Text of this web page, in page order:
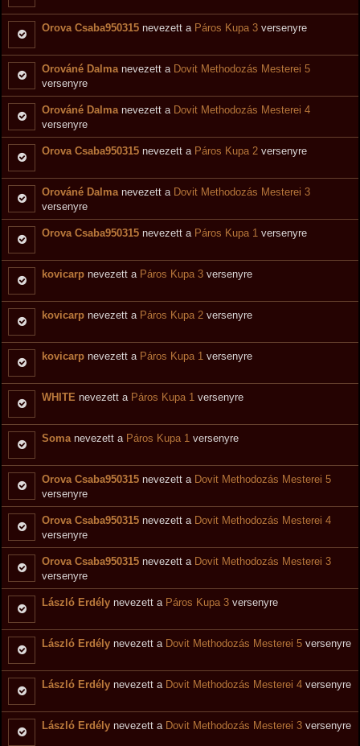
Orova Csaba950315 nevezett a Páros Kupa 3 versenyre
Orováné Dalma nevezett a Dovit Methodozás Mesterei 5
versenyre
Orováné Dalma nevezett a Dovit Methodozás Mesterei 4
versenyre
Orova Csaba950315 nevezett a Páros Kupa 2 versenyre
Orováné Dalma nevezett a Dovit Methodozás Mesterei 3
versenyre
Orova Csaba950315 nevezett a Páros Kupa 1 versenyre
kovicarp nevezett a Páros Kupa 3 versenyre
kovicarp nevezett a Páros Kupa 2 versenyre
kovicarp nevezett a Páros Kupa 1 versenyre
WHITE nevezett a Páros Kupa 1 versenyre
Somanevezett a Páros Kupa 1 versenyre
Orova Csaba950315 nevezett a Dovit Methodozás Mesterei 5
versenyre
Orova Csaba950315 nevezett a Dovit Methodozás Mesterei 4
versenyre
Orova Csaba950315 nevezett a Dovit Methodozás Mesterei 3
versenyre
László Erdély nevezett a Páros Kupa 3 versenyre
László Erdély nevezett a Dovit Methodozás Mesterei 5 versenyre
László Erdély nevezett a Dovit Methodozás Mesterei 4 versenyre
László Erdély nevezett a Dovit Methodozás Mesterei 3 versenyre